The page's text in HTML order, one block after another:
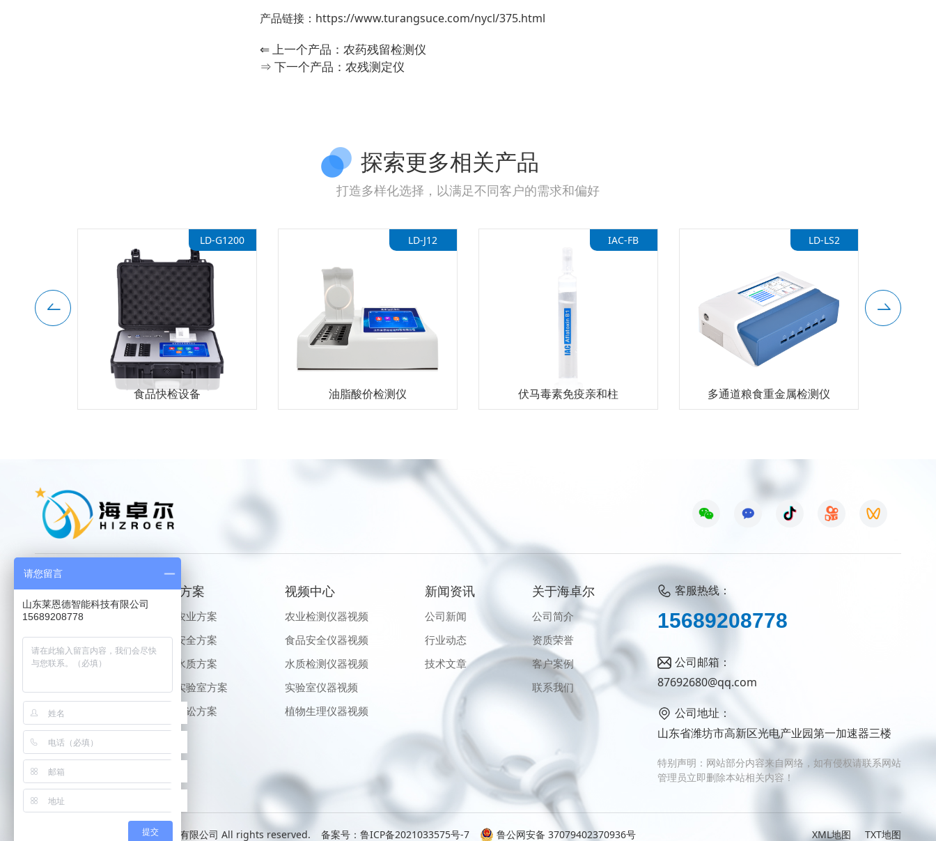
产品链接： https://www.turangsuce.com/nycl/375.html
⇐ 上一个产品：农药残留检测仪
⇒ 下一个产品：农残测定仪
探索更多相关产品
打造多样化选择，以满足不同客户的需求和偏好
食品快检设备
LD-G1200
油脂酸价检测仪
LD-J12
伏马毒素免疫亲和柱
IAC-FB
多通道粮食重金属检测仪
LD-LS2
产品中心
农业检测仪器
食品安全仪器
水质检测仪器
植物生理仪器
查看更多 >
解决方案
生态农业方案
食品安全方案
健康水质方案
智能实验室方案
公益诉讼方案
视频中心
农业检测仪器视频
食品安全仪器视频
水质检测仪器视频
实验室仪器视频
植物生理仪器视频
新闻资讯
公司新闻
行业动态
技术文章
关于海卓尔
公司简介
资质荣誉
客户案例
联系我们
客服热线：
15689208778
公司邮箱：
87692680@qq.com
公司地址：
山东省潍坊市高新区光电产业园第一加速器三楼
特别声明：网站部分内容来自网络，如有侵权请联系网站
管理员立即删除本站相关内容！
Copyright© 山东海卓尔光电科技有限公司 All rights reserved. 备案号： 鲁ICP备2021033575号-7 鲁公网安备 37079402370936号 XML地图 TXT地图
请您留言
山东莱恩德智能科技有限公司
15689208778
提交